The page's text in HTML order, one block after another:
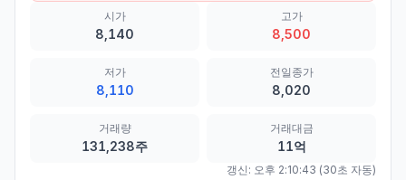
시가
8,140
고가
8,500
저가
8,110
전일종가
8,020
거래량
131,238주
거래대금
11억
갱신: 오후 2:10:43 (30초 자동)